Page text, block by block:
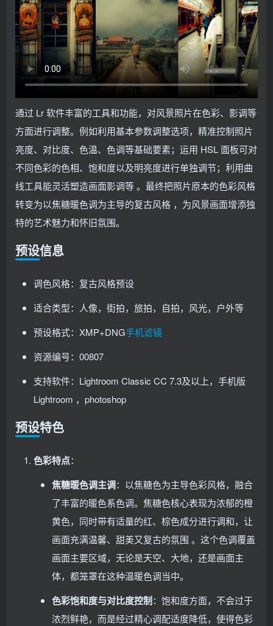
通过 Lr 软件丰富的工具和功能，对风景照片在色彩、影调等
方面进行调整。例如利用基本参数调整选项，精准控制照片
亮度、对比度、色温、色调等基础要素；运用 HSL 面板可对
不同色彩的色相、饱和度以及明亮度进行单独调节；利用曲
线工具能灵活塑造画面影调等 。最终把照片原本的色彩风格
转变为以焦糖暖色调为主导的复古风格 ，为风景画面增添独
特的艺术魅力和怀旧氛围。
预设信息
调色风格：复古风格预设
适合类型：人像，街拍，旅拍，自拍，风光，户外等
预设格式：XMP+DNG手机滤镜
资源编号：00807
支持软件：Lightroom Classic CC 7.3及以上，手机版
Lightroom ，photoshop
预设特色
色彩特点：
焦糖暖色调主调：以焦糖色为主导色彩风格，融合
了丰富的暖色系色调。焦糖色核心表现为浓郁的橙
黄色，同时带有适量的红、棕色成分进行调和，让
画面充满温馨、甜美又复古的氛围 。这个色调覆盖
画面主要区域，无论是天空、大地，还是画面主
体，都笼罩在这种温暖色调当中。
色彩饱和度与对比度控制：饱和度方面，不会过于
浓烈鲜艳，而是经过精心调配适度降低，使得色彩